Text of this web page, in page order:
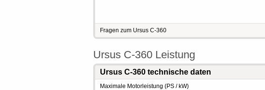
Fragen zum Ursus C-360
Ursus C-360 Leistung
Ursus C-360 technische daten
Maximale Motorleistung (PS / kW)